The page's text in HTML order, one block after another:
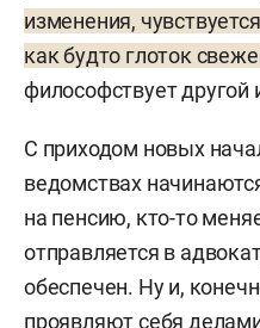
изменения,
как будто глоток
философствует другой
С приходом новых
ведомствах
на пенсию, кто-то
отправляется в
обеспечен. Ну и,
проявляют себя